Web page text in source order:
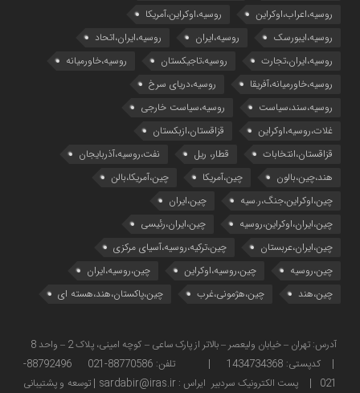
روسیه،اعراب،اوکراین
روسیه،اوکراین،آمریکا
روسیه،ایبورسک
روسیه،ایران
روسیه،ایران،اتحاد
روسیه،ایران،تجارت
روسیه،تاجیکستان
روسیه،خاورمیانه
روسیه،خاورمیانه،آفریقا
روسیه،دریای سرخ
روسیه،سند،سیاست
روسیه،سیاست خارجی
غلات،روسیه،اوکراین
قزاقستان،ازبکستان
قزاقستان،انتخابات
قطار، ریل
نفت،روسیه،آذربایجان
هند،چین،بالون
چین،آمریکا
چین،آمریکا،بالن
چین،اوکراین،جنگ،ر.سیه
چین،ایران
چین،ایران،اوکراین،روسیه
چین،ایران،رئیسی
چین،ایران،عربستان
چین،ترکیه،روسیه،آسیای مرکزی
چین،روسیه
چین،روسیه،اوکراین
چین،روسیه،ایران
چین،هند
چین،هژمونی،غرب چین،پاکستان،هند،هسته ای
| کدپستی: 1434734368 | تلفن: 88770586-021 88792496-
021 | پست الکترونیک سردبیر ایراس : sardabir@iras.ir |
توسعه و پشتیبانی